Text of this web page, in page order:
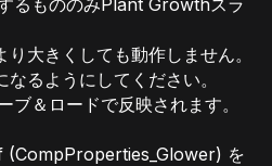
大きくしても動作しません。
るようにしてください。
ブ＆ロードで反映されます。
(CompProperties_Glower) を